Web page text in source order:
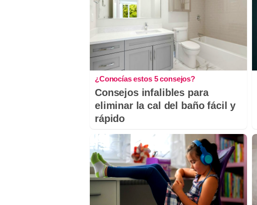
¿Conocías estos 5 consejos?
Consejos infalibles para
eliminar la cal del baño fácil y
rápido